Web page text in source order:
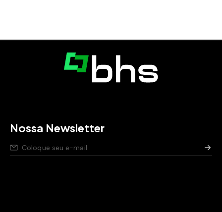
Nossa Newsletter